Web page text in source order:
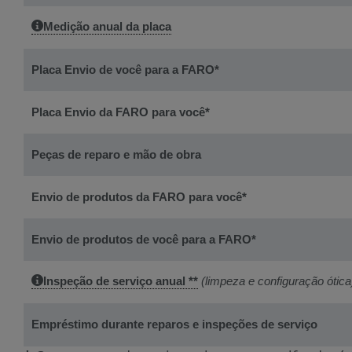
Medição anual da placa
Placa Envio de você para a FARO*
Placa Envio da FARO para você*
Peças de reparo e mão de obra
Envio de produtos da FARO para você*
Envio de produtos de você para a FARO*
Inspeção de serviço anual ** (limpeza e configuração
Empréstimo durante reparos e inspeções de serviço